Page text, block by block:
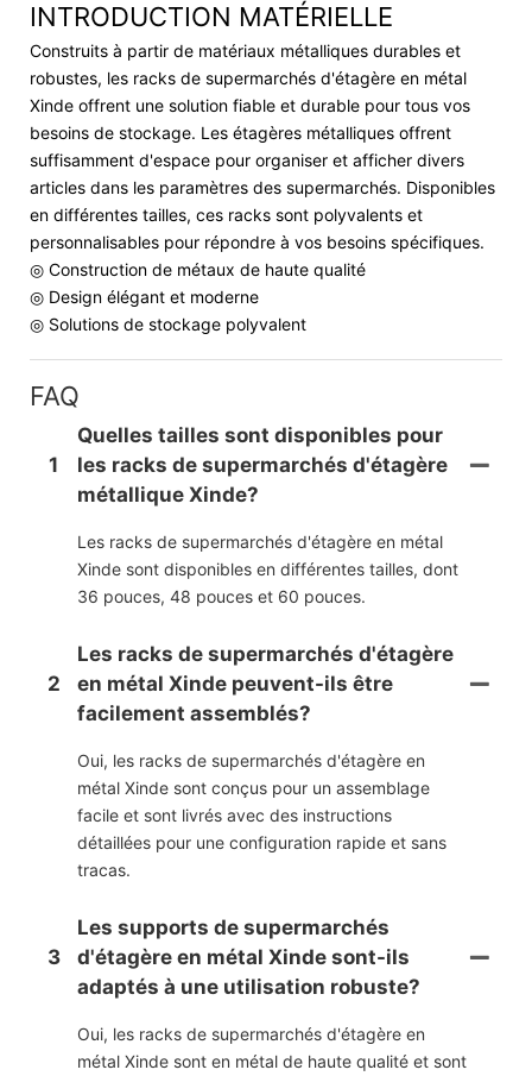
INTRODUCTION MATÉRIELLE
Construits à partir de matériaux métalliques durables et
robustes, les racks de supermarchés d'étagère en métal
Xinde offrent une solution fiable et durable pour tous vos
besoins de stockage. Les étagères métalliques offrent
suffisamment d'espace pour organiser et afficher divers
articles dans les paramètres des supermarchés. Disponibles
en différentes tailles, ces racks sont polyvalents et
personnalisables pour répondre à vos besoins spécifiques.
◎ Construction de métaux de haute qualité
◎ Design élégant et moderne
◎ Solutions de stockage polyvalent
FAQ
1
Quelles tailles sont disponibles pour
les racks de supermarchés d'étagère
métallique Xinde?
Les racks de supermarchés d'étagère en métal
Xinde sont disponibles en différentes tailles, dont
36 pouces, 48 ​​pouces et 60 pouces.
2
Les racks de supermarchés d'étagère
en métal Xinde peuvent-ils être
facilement assemblés?
Oui, les racks de supermarchés d'étagère en
métal Xinde sont conçus pour un assemblage
facile et sont livrés avec des instructions
détaillées pour une configuration rapide et sans
tracas.
3
Les supports de supermarchés
d'étagère en métal Xinde sont-ils
adaptés à une utilisation robuste?
Oui, les racks de supermarchés d'étagère en
métal Xinde sont en métal de haute qualité et sont